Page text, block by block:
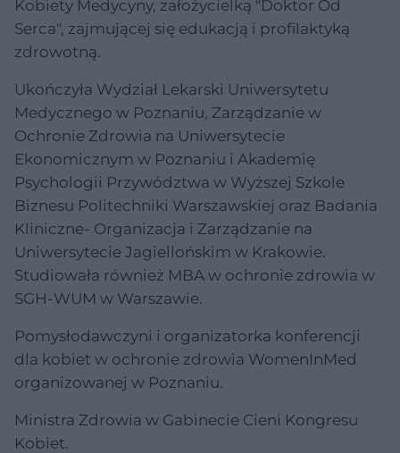
Kobiety Medycyny, założycielką "Doktor Od
Serca", zajmującej się edukacją i profilaktyką
zdrowotną.
Ukończyła Wydział Lekarski Uniwersytetu
Medycznego w Poznaniu, Zarządzanie w
Ochronie Zdrowia na Uniwersytecie
Ekonomicznym w Poznaniu i Akademię
Psychologii Przywództwa w Wyższej Szkole
Biznesu Politechniki Warszawskiej oraz Badania
Kliniczne- Organizacja i Zarządzanie na
Uniwersytecie Jagiellońskim w Krakowie.
Studiowała również MBA w ochronie zdrowia w
SGH-WUM w Warszawie.
Pomysłodawczyni i organizatorka konferencji
dla kobiet w ochronie zdrowia WomenInMed
organizowanej w Poznaniu.
Ministra Zdrowia w Gabinecie Cieni Kongresu
Kobiet.